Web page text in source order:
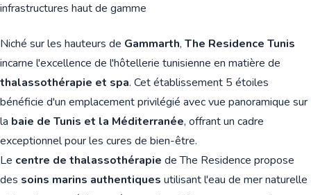
infrastructures haut de gamme
Niché sur les hauteurs de Gammarth, The Residence Tunis
incarne l'excellence de l'hôtellerie tunisienne en matière de
thalassothérapie et spa. Cet établissement 5 étoiles
bénéficie d'un emplacement privilégié avec vue panoramique sur
la baie de Tunis et la Méditerranée, offrant un cadre
exceptionnel pour les cures de bien-être.
Le centre de thalassothérapie de The Residence propose
des soins marins authentiques utilisant l'eau de mer naturelle